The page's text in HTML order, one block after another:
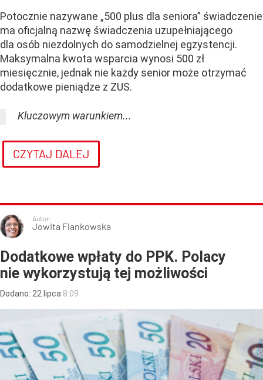
Potocznie nazywane „500 plus dla seniora” świadczenie
ma oficjalną nazwę świadczenia uzupełniającego
dla osób niezdolnych do samodzielnej egzystencji.
Maksymalna kwota wsparcia wynosi 500 zł
miesięcznie, jednak nie każdy senior może otrzymać
dodatkowe pieniądze z ZUS.
Kluczowym warunkiem...
CZYTAJ DALEJ
Autor:
Jowita Flankowska
Dodatkowe wpłaty do PPK. Polacy
nie wykorzystują tej możliwości
Dodano: 22 lipca 8:09